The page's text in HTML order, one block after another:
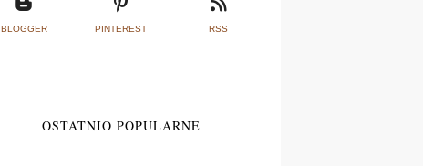
BLOGGER PINTEREST RSS
OSTATNIO POPULARNE